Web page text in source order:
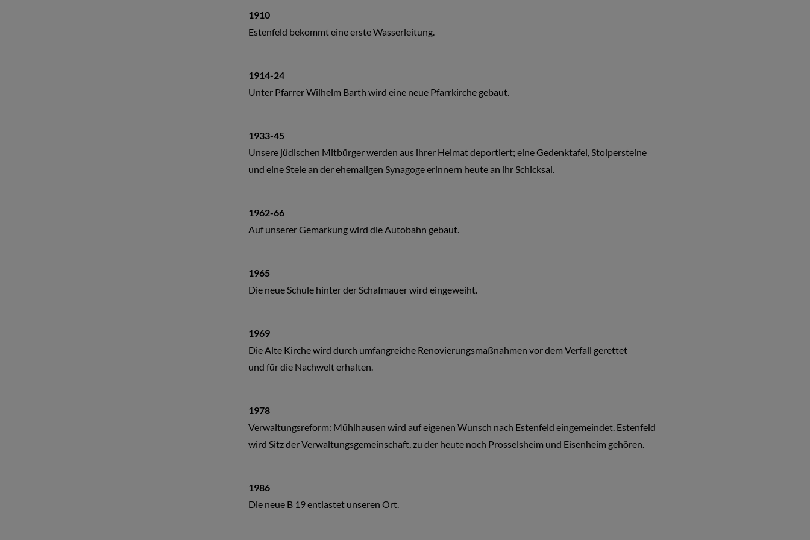
1910
Estenfeld bekommt eine erste Wasserleitung.
1914-24
Unter Pfarrer Wilhelm Barth wird eine neue Pfarrkirche gebaut.
1933-45
Unsere jüdischen Mitbürger werden aus ihrer Heimat deportiert; eine Gedenktafel, Stolpersteine
und eine Stele an der ehemaligen Synagoge erinnern heute an ihr Schicksal.
1962-66
Auf unserer Gemarkung wird die Autobahn gebaut.
1965
Die neue Schule hinter der Schafmauer wird eingeweiht.
1969
Die Alte Kirche wird durch umfangreiche Renovierungsmaßnahmen vor dem Verfall gerettet
und für die Nachwelt erhalten.
1978
Verwaltungsreform: Mühlhausen wird auf eigenen Wunsch nach Estenfeld eingemeindet. Estenfeld
wird Sitz der Verwaltungsgemeinschaft, zu der heute noch Prosselsheim und Eisenheim gehören.
1986
Die neue B 19 entlastet unseren Ort.